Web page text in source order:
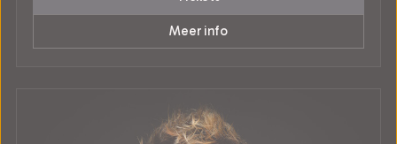
Meer info